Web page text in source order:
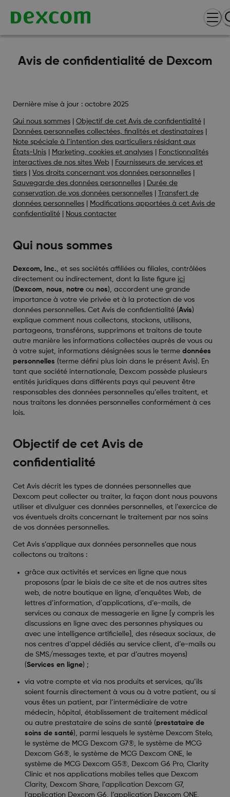
Avis de confidentialité de Dexcom
Dernière mise à jour : octobre 2025
Qui nous sommes| Objectif de cet Avis de confidentialité|
Données personnelles collectées, finalités et destinataires|
Note spéciale à l’intention des particuliers résidant aux
États-Unis| Marketing, cookies et analyses|
Fonctionnalités
interactives de nos sites Web|
Fournisseurs de services et
tiers| Vos droits concernant vos données personnelles|
Sauvegarde des données personnelles|
Durée de
conservation de vos données personnelles|
Transfert de
données personnelles|
Modifications apportées à cet Avis de
confidentialité| Nous contacter
Qui nous sommes
Dexcom, Inc., et ses sociétés affiliées ou filiales, contrôlées
directement ou indirectement, dont la liste figure ici
( Dexcom, nous, notreou nos), accordent une grande
importance à votre vie privée et à la protection de vos
données personnelles. Cet Avis de confidentialité (Avis)
explique comment nous collectons, stockons, utilisons,
partageons, transférons, supprimons et traitons de toute
autre manière les informations collectées auprès de vous ou
à votre sujet, informations désignées sous le terme données
personnelles (terme défini plus loin dans le présent Avis). En
tant que société internationale, Dexcom possède plusieurs
entités juridiques dans différents pays qui peuvent être
responsables des données personnelles qu’elles traitent, et
nous traitons les données personnelles conformément à ces
lois.
Objectif de cet Avis de
confidentialité
Cet Avis décrit les types de données personnelles que
Dexcom peut collecter ou traiter, la façon dont nous pouvons
utiliser et divulguer ces données personnelles, et l’exercice de
vos éventuels droits concernant le traitement par nos soins
de vos données personnelles.
Cet Avis s’applique aux données personnelles que nous
collectons ou traitons :
grâce aux activités et services en ligne que nous
proposons (par le biais de ce site et de nos autres sites
web, de notre boutique en ligne, d’enquêtes Web, de
lettres d’information, d’applications, d’e-mails, de
services ou canaux de messagerie en ligne [y compris les
discussions en ligne avec des personnes physiques ou
avec une intelligence artificielle], des réseaux sociaux, de
nos centres d’appel dédiés au service client, d’e-mails ou
de SMS/messages texte, et par d’autres moyens)
(Services en ligne) ;
via votre compte et via nos produits et services, qu’ils
soient fournis directement à vous ou à votre patient, ou si
vous êtes un patient, par l’intermédiaire de votre
médecin, hôpital, établissement de traitement médical
ou autre prestataire de soins de santé (prestataire de
soins de santé), parmi lesquels le système Dexcom Stelo,
le système de MCG Dexcom G7®, le système de MCG
Dexcom G6®, le système de MCG Dexcom ONE, le
système de MCG Dexcom G5®, Dexcom G6 Pro, Clarity
Clinic et nos applications mobiles telles que Dexcom
Clarity, Dexcom Share, l’application Dexcom G7,
l’application Dexcom G6, l’application Dexcom ONE,